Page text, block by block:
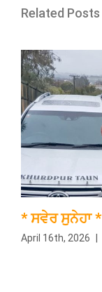
Related Posts
* ਸਵੇਰ ਸੁਨੇਹਾ *
April 16th, 2026